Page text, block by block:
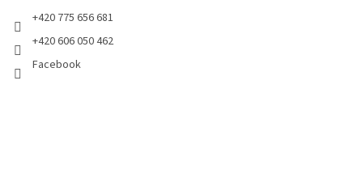
+420 775 656 681
+420 606 050 462
Facebook